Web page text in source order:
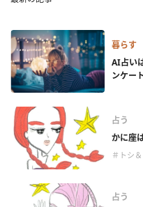
暮らす
AI占い
ンケー
占う
かに座
＃トシ
占う